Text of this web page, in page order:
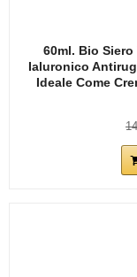
60ml. Bio
Ialuronico
Ideale Come